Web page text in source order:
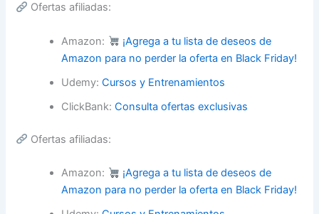
Ofertas afiliadas:
Amazon:
¡Agrega a tu lista de deseos de
Amazon para no perder la oferta en Black Friday!
Udemy:Cursos y Entrenamientos
ClickBank:Consulta ofertas exclusivas
Ofertas afiliadas:
Amazon:
¡Agrega a tu lista de deseos de
Amazon para no perder la oferta en Black Friday!